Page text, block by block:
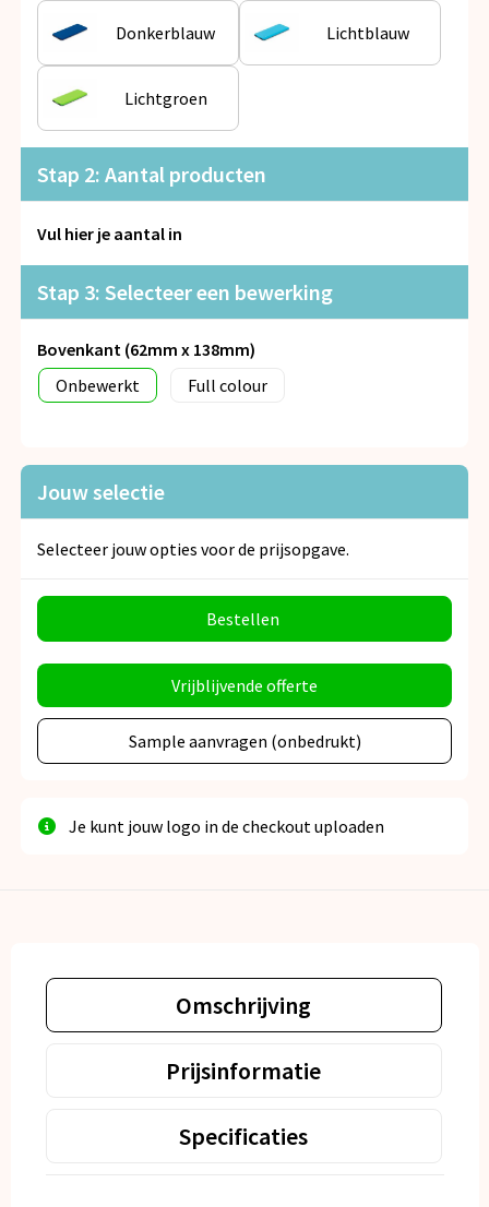
Snoepgoed
Spellen voor binnen en buiten
Veiligheid, Auto en Fiets
Vrije tijd en Strand
Anti-stress
Donkerblauw Lichtblauw
Lichtgroen
Stap 2: Aantal producten
Vul hier je aantal in
Stap 3: Selecteer een bewerking
Bovenkant (62mm x 138mm)
Onbewerkt
Full colour
Jouw selectie
Selecteer jouw opties voor de prijsopgave.
Bestellen
Vrijblijvende offerte
Sample aanvragen (onbedrukt)
Je kunt jouw logo in de checkout uploaden
Omschrijving
Prijsinformatie
Specificaties